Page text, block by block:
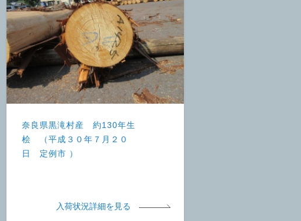
奈良県黒滝村産 約130年生
桧 （平成３０年７月２０
日 定例市 ）
入荷状況詳細を見る